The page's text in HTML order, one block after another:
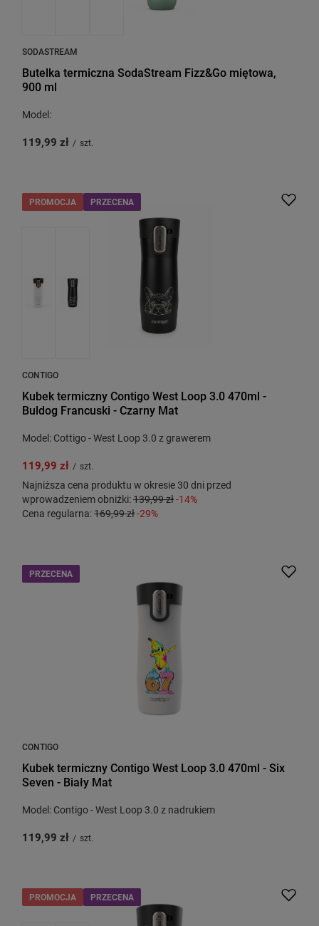
SODASTREAM
Butelka termiczna SodaStream Fizz&Go miętowa,
900 ml
Model:
119,99 zł / szt.
PROMOCJA PRZECENA
CONTIGO
Kubek termiczny Contigo West Loop 3.0 470ml -
Buldog Francuski - Czarny Mat
Model: Cottigo - West Loop 3.0 z grawerem
119,99 zł / szt.
Najniższa cena produktu w okresie 30 dni przed
wprowadzeniem obniżki:139,99 zł-14%
Cena regularna:169,99 zł-29%
PRZECENA
CONTIGO
Kubek termiczny Contigo West Loop 3.0 470ml - Six
Seven - Biały Mat
Model: Contigo - West Loop 3.0 z nadrukiem
119,99 zł / szt.
PROMOCJA PRZECENA